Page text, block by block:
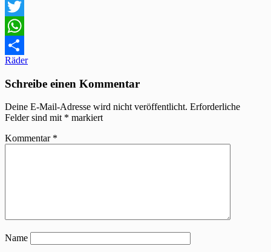
Facebook
Twitter
WhatsApp
Teilen
Beitragsnavigation
Räder
Schreibe einen Kommentar
Deine E-Mail-Adresse wird nicht veröffentlicht. Erforderliche
Felder sind mit * markiert
Kommentar *
Name